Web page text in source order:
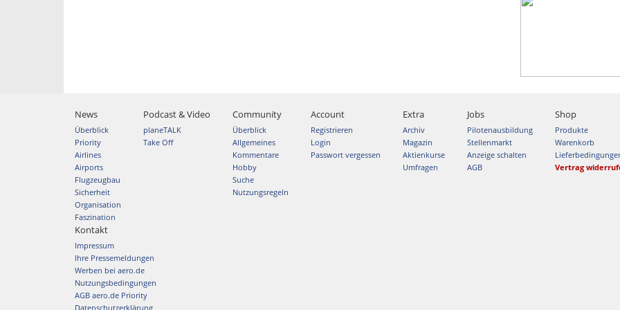
News
Überblick
Priority
Airlines
Airports
Flugzeugbau
Sicherheit
Organisation
Faszination
Podcast & Video
planeTALK
Take Off
Community
Überblick
Allgemeines
Kommentare
Hobby
Suche
Nutzungsregeln
Account
Registrieren
Login
Passwort vergessen
Extra
Archiv
Magazin
Aktienkurse
Umfragen
Jobs
Pilotenausbildung
Stellenmarkt
Anzeige schalten
AGB
Shop
Produkte
Warenkorb
Vertrag
Kontakt
Impressum
Ihre Pressemeldungen
Werben bei aero.de
Nutzungsbedingungen
AGB aero.de Priority
Datenschutzerklärung